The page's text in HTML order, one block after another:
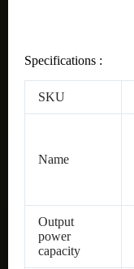
Specifications :
SKU
Name
Output
power
capacity